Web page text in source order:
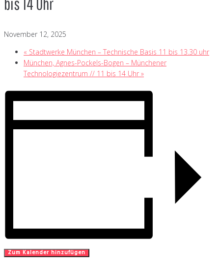
November 12, 2025
« Stadtwerke München – Technische Basis 11 bis 13.30 uhr
München, Agnes-Pockels-Bogen – Münchener
Technologiezentrum // 11 bis 14 Uhr »
Zum Kalender hinzufügen